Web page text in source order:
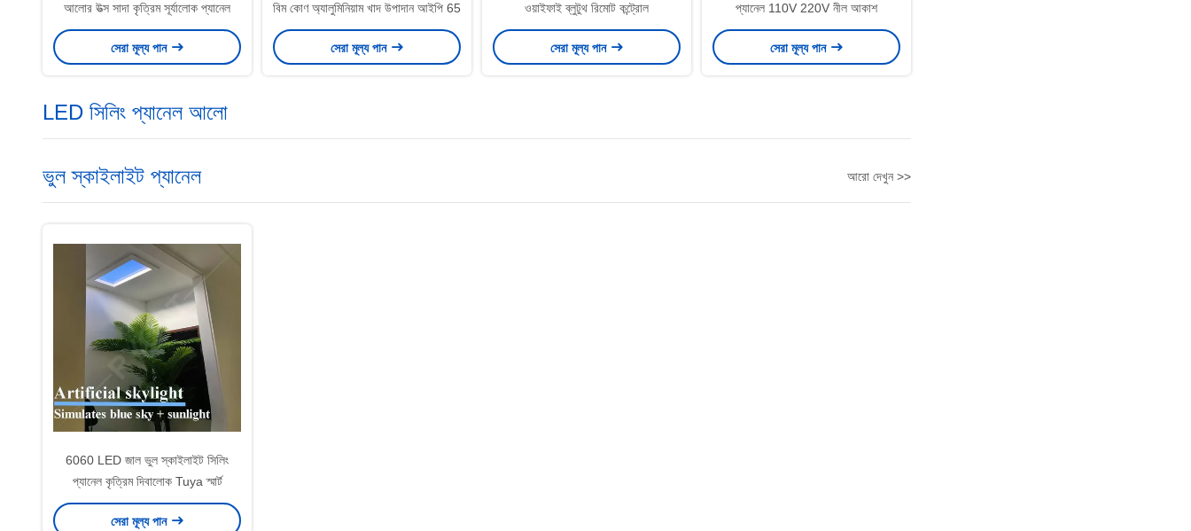
আলোর উত্স সাদা কৃত্রিম সূর্যালোক প্যানেল
সেরা মূল্য পান
বিম কোণ অ্যালুমিনিয়াম খাদ উপাদান আইপি 65
সেরা মূল্য পান
ওয়াইফাই ব্লুটুথ রিমোট কন্ট্রোল
সেরা মূল্য পান
প্যানেল 110V 220V নীল আকাশ
সেরা মূল্য পান
LED সিলিং প্যানেল আলো
ভুল স্কাইলাইট প্যানেল আরো দেখুন >>
6060 LED জাল ভুল স্কাইলাইট সিলিং
প্যানেল কৃত্রিম দিবালোক Tuya স্মার্ট
সেরা মূল্য পান